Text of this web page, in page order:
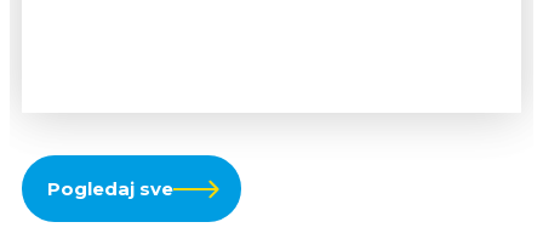
Pogledaj sve